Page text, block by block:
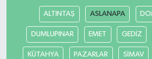
ALTINTAŞ ASLANAPA
DUMLUPINAR EMET GEDİZ
KÜTAHYA PAZARLAR SİMAV